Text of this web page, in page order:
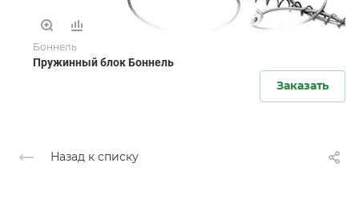
Боннель
Пружинный блок Боннель
Заказать
Назад к списку